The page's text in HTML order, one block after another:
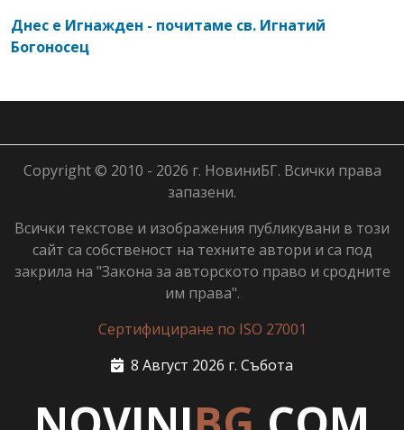
Днес е Игнажден - почитаме св. Игнатий
Богоносец
Copyright © 2010 - 2026 г. НовиниБГ. Всички права
запазени.
Всички текстове и изображения публикувани в този
сайт са собственост на техните автори и са под
закрила на "Закона за авторското право и сродните
им права".
Сертифициране по ISO 27001
8 Август 2026 г. Събота